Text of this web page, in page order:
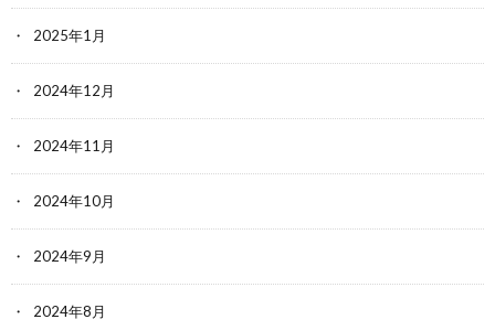
2025年1月
2024年12月
2024年11月
2024年10月
2024年9月
2024年8月